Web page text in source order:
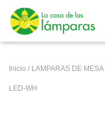
Inicio / LAMPARAS DE MESA
LED-WH